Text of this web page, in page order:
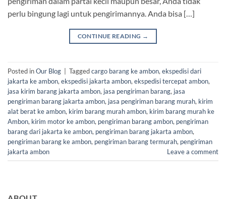
perlu bingung lagi untuk pengirimannya. Anda bisa […]
CONTINUE READING →
Posted inOur Blog Taggedcargo barang ke ambon, ekspedisi dari
jakarta ke ambon, ekspedisi jakarta ambon, ekspedisi tercepat ambon,
jasa kirim barang jakarta ambon, jasa pengiriman barang, jasa
pengiriman barang jakarta ambon, jasa pengiriman barang murah, kirim
alat berat ke ambon, kirim barang murah ambon, kirim barang murah ke
Ambon, kirim motor ke ambon, pengiriman barang ambon, pengiriman
barang dari jakarta ke ambon, pengiriman barang jakarta ambon,
pengiriman barang ke ambon, pengiriman barang termurah, pengiriman
jakarta ambon
Leave a comment